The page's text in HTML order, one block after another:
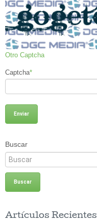
Otro Captcha
Captcha*
Buscar
Artículos Recientes